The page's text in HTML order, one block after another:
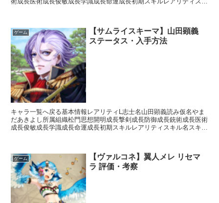
ゲーム
【サムライスキーマ】山田顕義
ステータス・入手方法
キャラ一覧へ戻る基本情報レアリティL志士名山田顕義読み仮名やま
だあきよし所属組織松門思想開明成長撃剣成長防御成長銃術成長医術
成長俊敏成長学識成長命運成長初期スキルレアリティスキル名スキル
ゲーム
【ヴァルコネ】翼人メレ リセマ
ラ 評価・考察